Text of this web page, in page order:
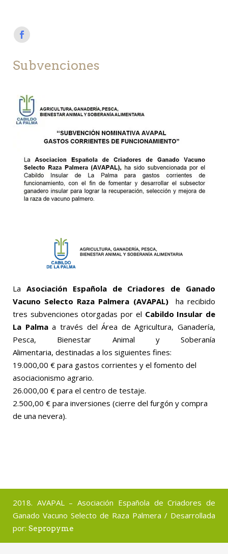
Subvenciones
La Asociación Española de Criadores de Ganado
Vacuno Selecto Raza Palmera (AVAPAL)ha recibido
tres subvenciones otorgadas por el Cabildo Insular de
La Palmaa través del Área de Agricultura, Ganadería,
Pesca, Bienestar Animal y Soberanía
Alimentaria, destinadas a los siguientes fines:
19.000,00 € para gastos corrientes y el fomento del
asociacionismo agrario.
26.000,00 € para el centro de testaje.
2.500,00 € para inversiones (cierre del furgón y compra
de una nevera).
2018. AVAPAL – Asociación Española de Criadores de
Ganado Vacuno Selecto de Raza Palmera / Desarrollada
por: Sepropyme